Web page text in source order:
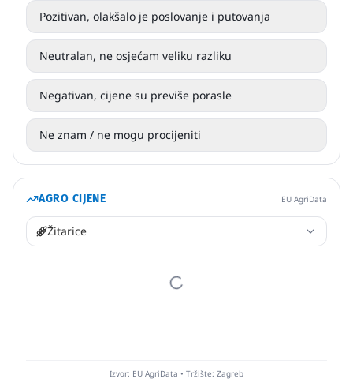
Pozitivan, olakšalo je poslovanje i putovanja
Neutralan, ne osjećam veliku razliku
Negativan, cijene su previše porasle
Ne znam / ne mogu procijeniti
AGRO CIJENE EU AgriData
Žitarice
Izvor: EU AgriData • Tržište: Zagreb